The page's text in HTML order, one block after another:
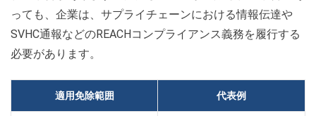
っても、企業は、サプライチェーンにおける情報伝達や
SVHC通報などのREACHコンプライアンス義務を履行する
必要があります。
適用免除範囲 代表例